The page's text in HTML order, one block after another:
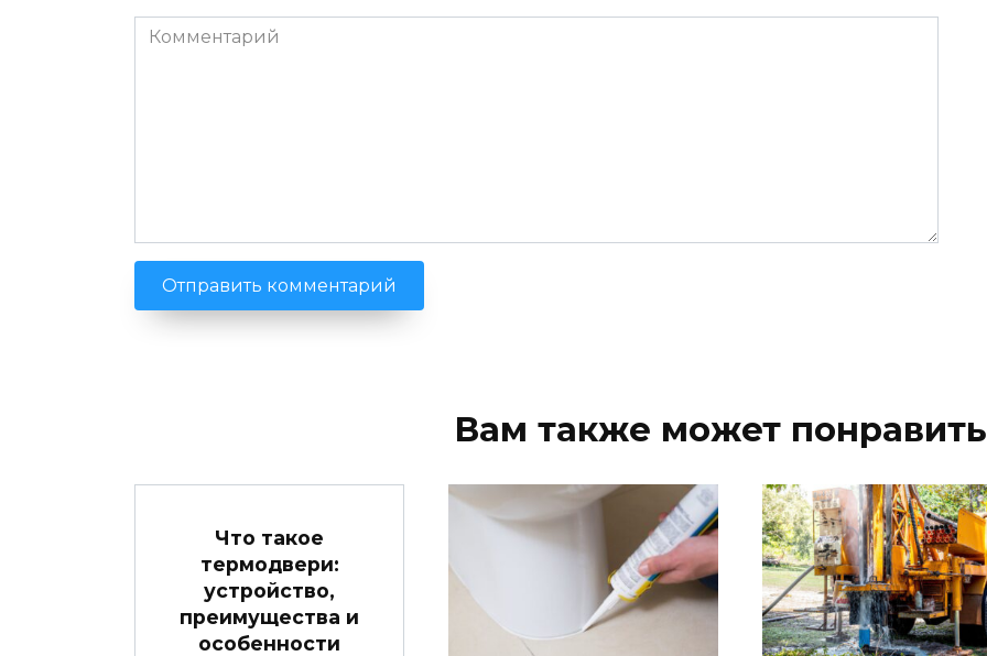
Комментарий
Вам также может
Что такое
термодвери:
устройство,
преимущества и
особенности